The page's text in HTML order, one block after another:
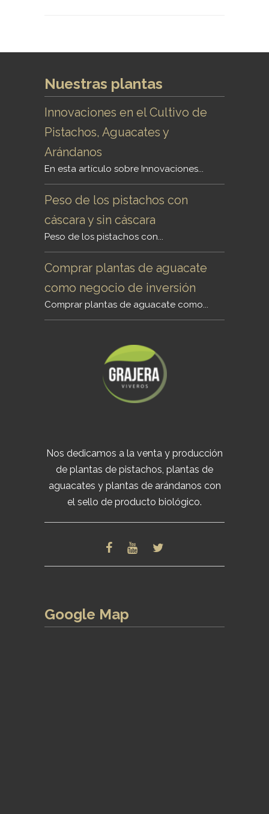
Nuestras plantas
Innovaciones en el Cultivo de
Pistachos, Aguacates y
Arándanos
En esta artículo sobre Innovaciones...
Peso de los pistachos con
cáscara y sin cáscara
Peso de los pistachos con...
Comprar plantas de aguacate
como negocio de inversión
Comprar plantas de aguacate como...
Nos dedicamos a la venta y producción
de plantas de pistachos, plantas de
aguacates y plantas de arándanos con
el sello de producto biológico.
Google Map